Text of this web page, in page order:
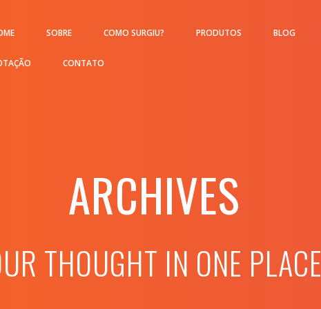
SOBRE COMO SURGIU? PRODUTOS BLOG
CONTATO
ARCHIVES
THOUGHT IN ONE PLACE